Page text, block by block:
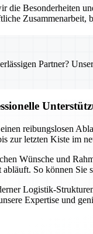
die Besonderheiten
Partner?
reibungslosen
zur letzten Kiste im
Wünsche und
So können
Logistik-
Expertise und